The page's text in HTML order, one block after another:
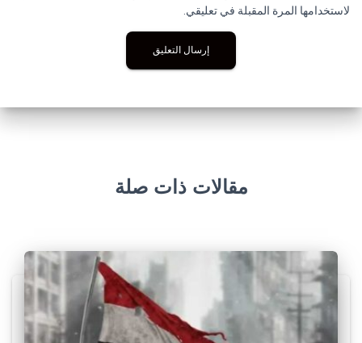
لاستخدامها المرة المقبلة في تعليقي.
مقالات ذات صلة